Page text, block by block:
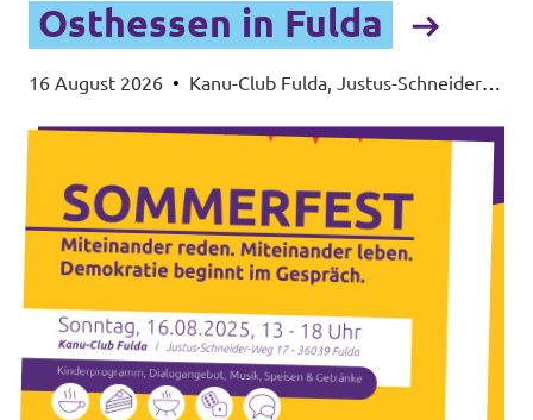
Osthessen in Fulda
16 August 2026 • Kanu-Club Fulda, Justus-Schneider-